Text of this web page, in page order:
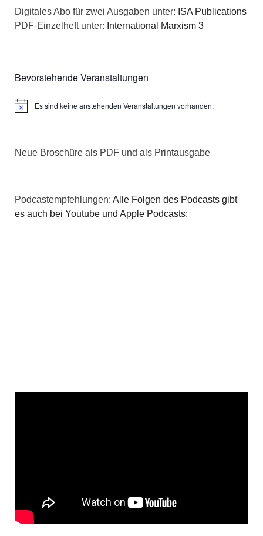
Digitales Abo für zwei Ausgaben unter: ISA Publications
PDF-Einzelheft unter: International Marxism 3
Bevorstehende Veranstaltungen
HinweisEs sind keine anstehenden Veranstaltungen vorhanden.
Neue Broschüre als PDF und als Printausgabe
Podcastempfehlungen: Alle Folgen des Podcasts gibt
es auch bei Youtube und Apple Podcasts: